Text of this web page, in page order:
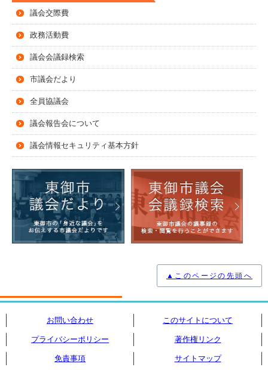
議会交際費
政務活動費
議会会議録検索
市議会だより
全員協議会
議会報告会について
議会情報セキュリティ基本方針
▲このページの先頭へ
お問い合わせ このサイトについて
プライバシーポリシー 著作権リンク
免責事項 サイトマップ